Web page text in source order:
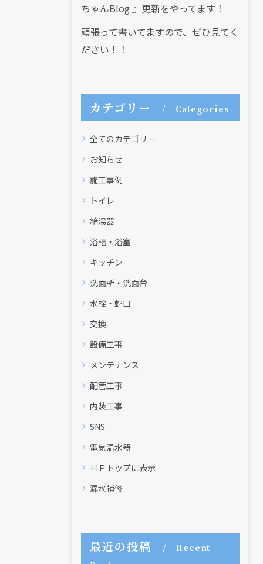
ちゃんBlog 』更新をやってます！
頑張って書いてますので、ぜひ見てく
ださい！！
カテゴリー Categories
全てのカテゴリー
お知らせ
施工事例
トイレ
給湯器
浴槽・浴室
キッチン
洗面所・洗面台
水栓・蛇口
交換
設備工事
メンテナンス
配管工事
内装工事
SNS
電気温水器
ＨＰトップに表示
漏水補修
最近の投稿
Recent